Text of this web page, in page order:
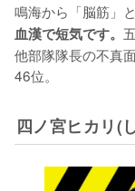
鳴海から「脳筋」
血漢で短気です。
他部隊隊長の不真
46位。
四ノ宮ヒカリ(